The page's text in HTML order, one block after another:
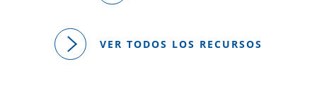
VER TODOS LOS RECURSOS